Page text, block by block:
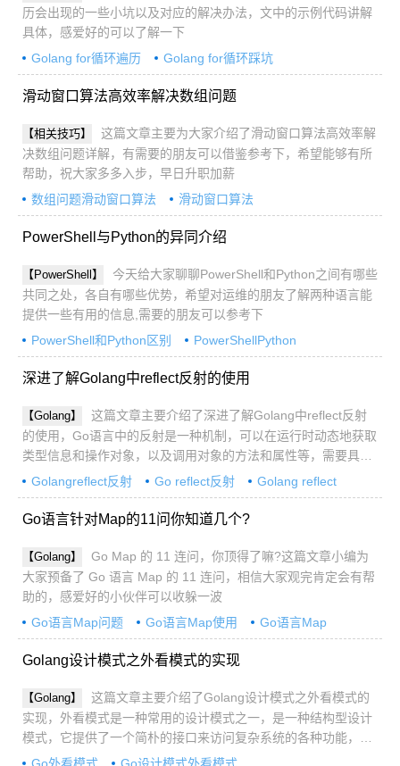
历会出现的一些小坑以及对应的解决办法，文中的示例代码讲解
具体，感爱好的可以了解一下
Golang for循环遍历
Golang for循环踩坑
Golang for循环
滑动窗口算法高效率解决数组问题
【相关技巧】
这篇文章主要为大家介绍了滑动窗口算法高效率解
决数组问题详解，有需要的朋友可以借鉴参考下，希望能够有所
帮助，祝大家多多入步，早日升职加薪
数组问题滑动窗口算法
滑动窗口算法
PowerShell与Python的异同介绍
【PowerShell】
今天给大家聊聊PowerShell和Python之间有哪些
共同之处，各自有哪些优势，希望对运维的朋友了解两种语言能
提供一些有用的信息,需要的朋友可以参考下
PowerShell和Python区别
PowerShellPython
深进了解Golang中reflect反射的使用
【Golang】
这篇文章主要介绍了深进了解Golang中reflect反射
的使用，Go语言中的反射是一种机制，可以在运行时动态地获取
类型信息和操作对象，以及调用对象的方法和属性等，需要具体
了解可以参考下文
Golangreflect反射 Go reflect反射 Golang reflect
Go语言针对Map的11问你知道几个?
【Golang】
Go Map 的 11 连问，你顶得了嘛?这篇文章小编为
大家预备了 Go 语言 Map 的 11 连问，相信大家观完肯定会有帮
助的，感爱好的小伙伴可以收躲一波
Go语言Map问题
Go语言Map使用 Go语言Map
Golang设计模式之外看模式的实现
【Golang】
这篇文章主要介绍了Golang设计模式之外看模式的
实现，外看模式是一种常用的设计模式之一，是一种结构型设计
模式，它提供了一个简朴的接口来访问复杂系统的各种功能，从
而降低了系统的复杂度，需要具体了解可以参考下文